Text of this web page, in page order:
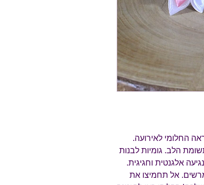
החלומי לאירועה.
הלב. גומיות לבנות
אלגנטית וחגיגית.
אל תחמיצו את